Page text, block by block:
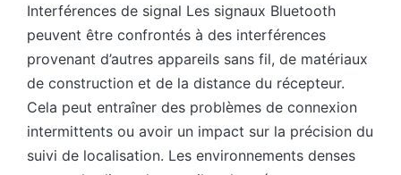
Interférences de signal Les signaux Bluetooth
peuvent être confrontés à des interférences
provenant d’autres appareils sans fil, de matériaux
de construction et de la distance du récepteur.
Cela peut entraîner des problèmes de connexion
intermittents ou avoir un impact sur la précision du
suivi de localisation. Les environnements denses